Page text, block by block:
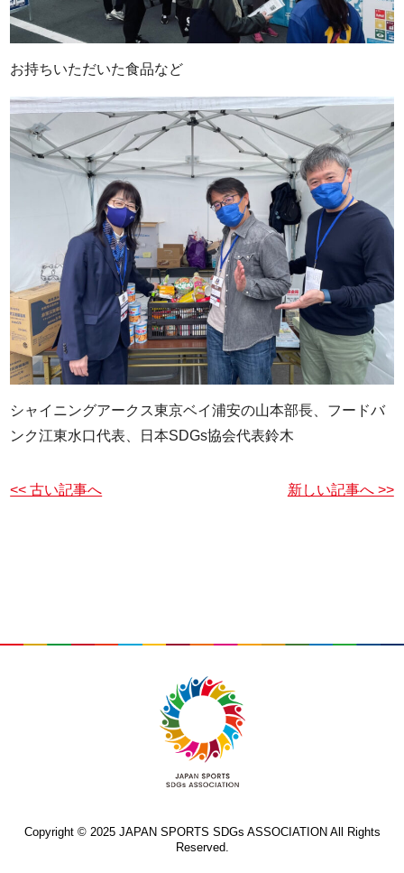
お持ちいただいた食品など
シャイニングアークス東京ベイ浦安の山本部長、フードバ
ンク江東水口代表、日本SDGs協会代表鈴木
<< 古い記事へ 新しい記事へ >>
Copyright © 2025 JAPAN SPORTS SDGs ASSOCIATION All Rights
Reserved.